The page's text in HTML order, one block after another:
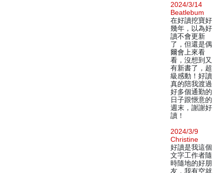
2024/3/14
Beatlebum
在好讀挖寶好
幾年，以為好
讀不會更新
了，但還是偶
爾會上來看
看，沒想到又
有新書了，超
級感動！好讀
真的陪我渡過
好多個通勤的
日子跟愜意的
週末，謝謝好
讀！
2024/3/9
Christine
好讀是我這個
文字工作者隨
時隨地的好朋
友，我有空就